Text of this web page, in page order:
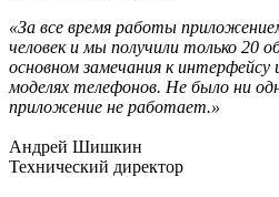
«За все время работы
человек и мы получили только 20
основном замечания к интерфейсу
моделях телефонов. Не было ни
приложение не работает.»
Андрей Шишкин
Технический директор